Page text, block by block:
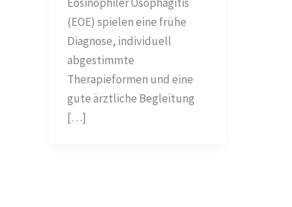
(EOE) spielen eine frühe
Diagnose, individuell
abgestimmte
Therapieformen und eine
gute ärztliche Begleitung
[…]